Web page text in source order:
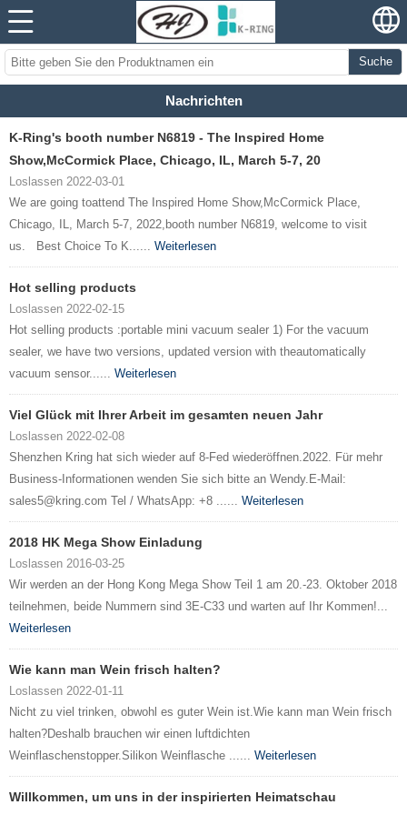
Suche
Nachrichten
K-Ring's booth number N6819 - The Inspired Home
Show,McCormick Place, Chicago, IL, March 5-7, 20
Loslassen 2022-03-01
We are going toattend The Inspired Home Show,McCormick Place,
Chicago, IL, March 5-7, 2022,booth number N6819, welcome to visit
us. Best Choice To K...... Weiterlesen
Hot selling products
Loslassen 2022-02-15
Hot selling products :portable mini vacuum sealer 1) For the vacuum
sealer, we have two versions, updated version with theautomatically
vacuum sensor...... Weiterlesen
Viel Glück mit Ihrer Arbeit im gesamten neuen Jahr
Loslassen 2022-02-08
Shenzhen Kring hat sich wieder auf 8-Fed wiederöffnen.2022. Für mehr
Business-Informationen wenden Sie sich bitte an Wendy.E-Mail:
sales5@kring.com Tel / WhatsApp: +8 ...... Weiterlesen
2018 HK Mega Show Einladung
Loslassen 2016-03-25
Wir werden an der Hong Kong Mega Show Teil 1 am 20.-23. Oktober 2018
teilnehmen, beide Nummern sind 3E-C33 und warten auf Ihr Kommen!...
Weiterlesen
Wie kann man Wein frisch halten?
Loslassen 2022-01-11
Nicht zu viel trinken, obwohl es guter Wein ist.Wie kann man Wein frisch
halten?Deshalb brauchen wir einen luftdichten
Weinflaschenstopper.Silikon Weinflasche ...... Weiterlesen
Willkommen, um uns in der inspirierten Heimatschau